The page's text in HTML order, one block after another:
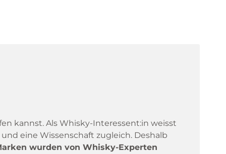
kannst. Als Whisky-Interessent:in weisst
eine Wissenschaft zugleich. Deshalb
wurden von Whisky-Experten